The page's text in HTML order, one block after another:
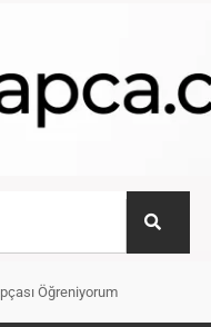
Öğreniyorum